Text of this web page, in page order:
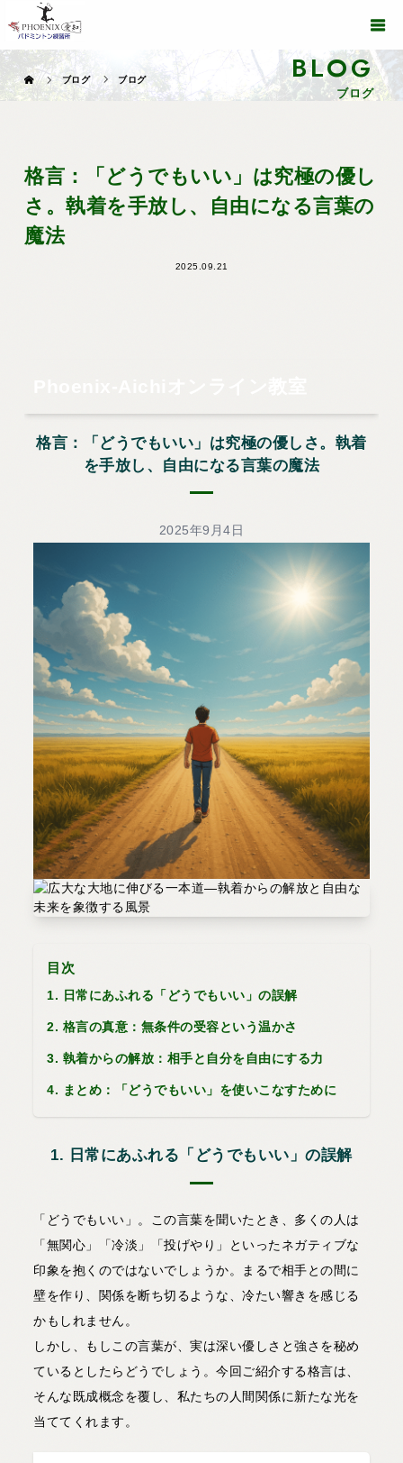
BLOG
ブログ
ブログ ブログ
格言：「どうでもいい」は究極の優し
さ。執着を手放し、自由になる言葉の
魔法
2025.09.21
格言：「どうでもいい」は究極の優しさ。執着
を手放し、自由になる言葉の魔法
2025年9月4日
目次
1. 日常にあふれる「どうでもいい」の誤解
2. 格言の真意：無条件の受容という温かさ
3. 執着からの解放：相手と自分を自由にする力
4. まとめ：「どうでもいい」を使いこなすために
1. 日常にあふれる「どうでもいい」の誤解
「どうでもいい」。この言葉を聞いたとき、多くの人は
「無関心」「冷淡」「投げやり」といったネガティブな
印象を抱くのではないでしょうか。まるで相手との間に
壁を作り、関係を断ち切るような、冷たい響きを感じる
かもしれません。
しかし、もしこの言葉が、実は深い優しさと強さを秘め
ているとしたらどうでしょう。今回ご紹介する格言は、
そんな既成概念を覆し、私たちの人間関係に新たな光を
当ててくれます。